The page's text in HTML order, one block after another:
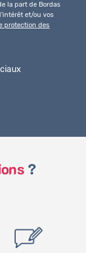
la part de Bordas
et/ou vos
protection des
?